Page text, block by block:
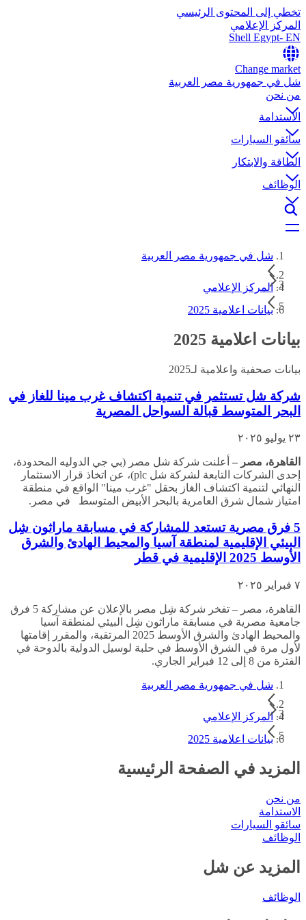
تخطي إلى المحتوى الرئيسي
المركز الإعلامي
Shell Egypt- EN
Change market
شل في جمهورية مصر العربية
من نحن
الاستدامة
سائقو السيارات
الطاقة والابتكار
الوظائف
شل في جمهورية مصر العربية
المركز الإعلامي
بيانات اعلامية 2025
بيانات اعلامية 2025
بيانات صحفية واعلامية لـ2025
شركة شل تستثمر في تنمية اكتشاف غرب مينا للغاز في
البحر المتوسط قبالة السواحل المصرية
٢٣ يوليو ٢٠٢٥
القاهرة، مصر – أعلنت شركة شل مصر (بي جي الدوليه المحدودة،
إحدى الشركات التابعة لشركة شل plc)، عن اتخاذ قرار الاستثمار
النهائي لتنمية اكتشاف الغاز بحقل "غرب مينا" الواقع في منطقة
امتياز شمال شرق العامرية بالبحر الأبيض المتوسط في مصر.
5 فرق مصرية تستعد للمشاركة في مسابقة ماراثون شِل
البيئي الإقليمية لمنطقة آسيا والمحيط الهادئ والشرق
الأوسط 2025 الإقليمية في قطر
٧ فبراير ٢٠٢٥
القاهرة، مصر – تفخر شركة شِل مصر بالإعلان عن مشاركة 5 فرق
جامعية مصرية في مسابقة ماراثون شِل البيئي لمنطقة آسيا
والمحيط الهادئ والشرق الأوسط 2025 المرتقبة، والمقرر إقامتها
لأول مرة في الشرق الأوسط في حلبة لوسيل الدولية بالدوحة في
الفترة من 8 إلى 12 فبراير الجاري.
شل في جمهورية مصر العربية
المركز الإعلامي
بيانات اعلامية 2025
المزيد في الصفحة الرئيسية
من نحن
الاستدامة
سائقو السيارات
الوظائف
المزيد عن شل
الوظائف